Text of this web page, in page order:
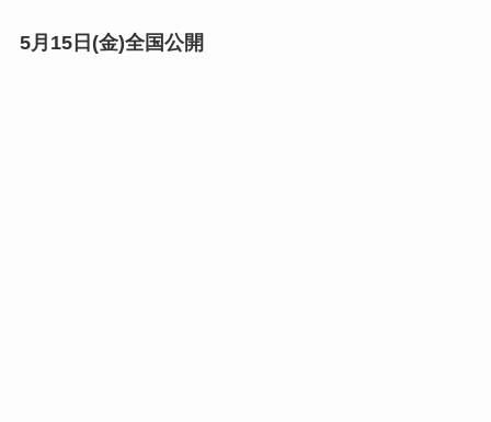
5月15日(金)全国公開